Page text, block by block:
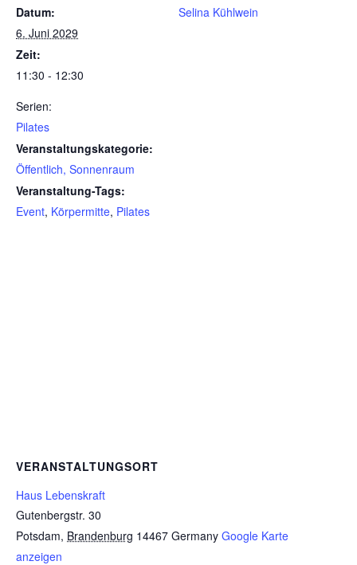
Datum:
6. Juni 2029
Zeit:
11:30 - 12:30
Serien:
Pilates
Veranstaltungskategorie:
Öffentlich, Sonnenraum
Veranstaltung-Tags:
Event, Körpermitte, Pilates
Selina Kühlwein
VERANSTALTUNGSORT
Haus Lebenskraft
Gutenbergstr. 30
Potsdam, Brandenburg 14467 Germany Google Karte
anzeigen